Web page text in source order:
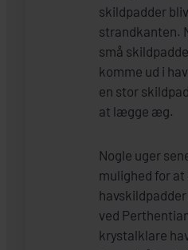
skildpadder
strandkanten.
små
komme ud i
en stor
at lægge æg.
Nogle uger
mulighed for at
ved
krystalklare